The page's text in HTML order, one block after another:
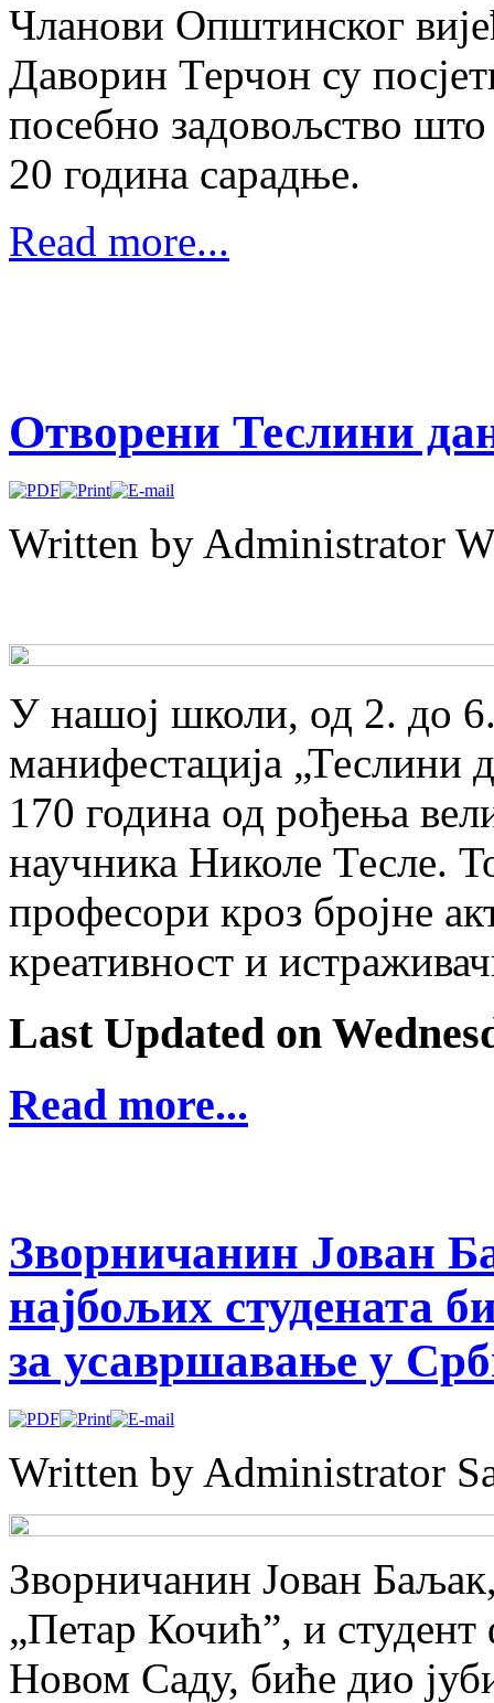
Чланови Општинског
Даворин Терчон су
посебно задовољство
20 година сарадње.
Read more...
Отворени Теслини
Written by Administrator
У нашој школи, од 2. до
манифестација „Теслини
170 година од рођења
научника Николе Тесле.
професори кроз бројне
креативност и
Last Updated on
Read more...
Зворничанин Јован
најбољих студената
за усавршавање у
Written by Administrator
Зворничанин Joван
„Петар Кочић”, и
Новом Саду, биће дио